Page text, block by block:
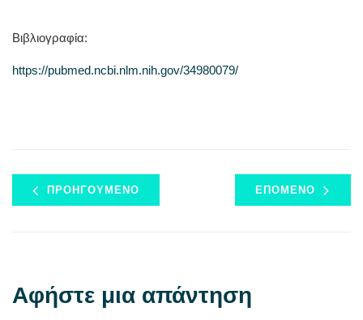
Βιβλιογραφία:
https://pubmed.ncbi.nlm.nih.gov/34980079/
ΠΡΟΗΓΟΎΜΕΝΟ ΕΠΌΜΕΝΟ
Αφήστε μια απάντηση